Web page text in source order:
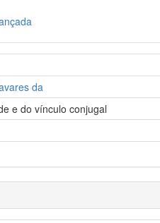
da
e do vínculo conjugal